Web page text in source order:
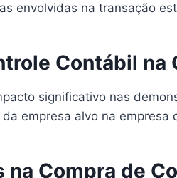
envolvidas na transação
Contábil na
significativo nas
empresa alvo na
Compra de